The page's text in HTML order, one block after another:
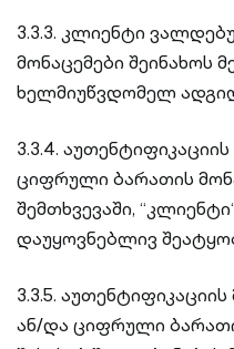
3.3.3. კლიენტი
მონაცემები შეინახოს
ხელმიუწვდომელ
3.3.4.
ციფრული ბარათის
შემთხვევაში,
დაუყოვნებლივ
3.3.5.
ან/და ციფრული